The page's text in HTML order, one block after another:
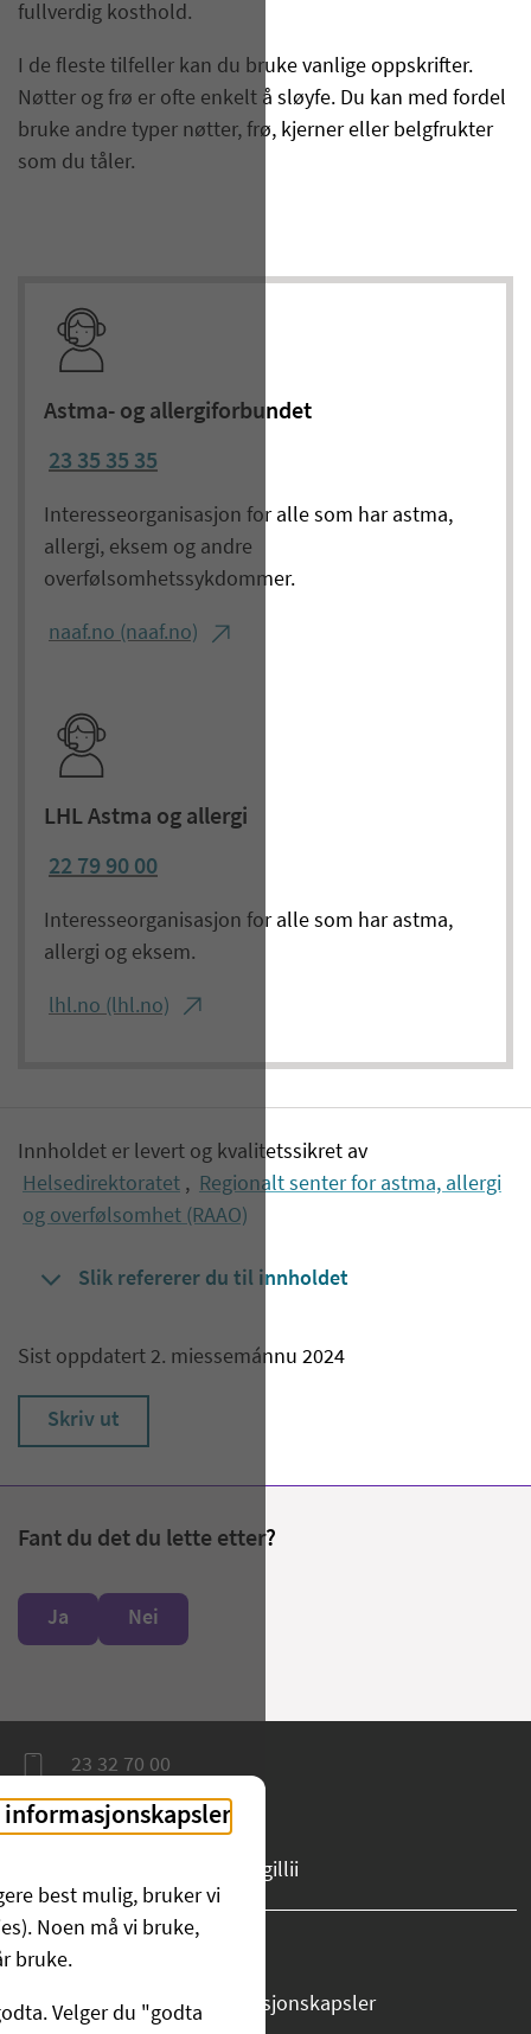
fullverdig kosthold.
I de fleste tilfeller kan du bruke vanlige oppskrifter.
Nøtter og frø er ofte enkelt å sløyfe. Du kan med fordel
bruke andre typer nøtter, frø, kjerner eller belgfrukter
som du tåler.
Astma- og allergiforbundet
23 35 35 35
Interesseorganisasjon for alle som har astma,
allergi, eksem og andre
overfølsomhetssykdommer.
naaf.no (naaf.no)
LHL Astma og allergi
22 79 90 00
Interesseorganisasjon for alle som har astma,
allergi og eksem.
lhl.no (lhl.no)
Innholdet er levert og kvalitetssikret av
Helsedirektoratet , Regionalt senter for astma, allergi
og overfølsomhet (RAAO)
Slik refererer du til innholdet
Sist oppdatert 2. miessemánnu 2024
Skriv ut
Fant du det du lette etter?
Ja Nei